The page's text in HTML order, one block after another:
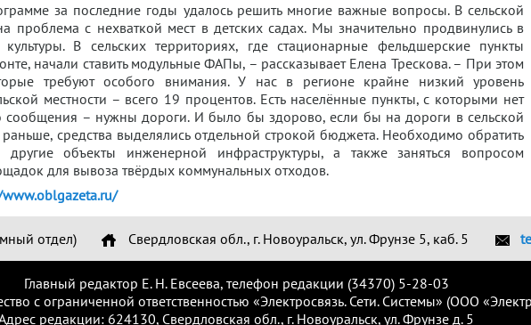
за последние годы удалось решить многие важные вопросы. В сельской
проблема с нехваткой мест в детских садах. Мы значительно продвинулись в
В сельских территориях, где стационарные фельдшерские пункты
начали ставить модульные ФАПы, – рассказывает Елена Трескова. – При этом
требуют особого внимания. У нас в регионе крайне низкий уровень
местности – всего 19 процентов. Есть населённые пункты, с которыми нет
сообщения – нужны дороги. И было бы здорово, если бы на дороги в сельской
раньше, средства выделялись отдельной строкой бюджета. Необходимо обратить
объекты инженерной инфраструктуры, а также заняться вопросом
для вывоза твёрдых коммунальных отходов.
отдел) Свердловская обл., г. Новоуральск, ул. Фрунзе 5, каб. 5
Главный редактор Е. Н. Евсеева, телефон редакции (34370) 5-28-03
с ограниченной ответственностью «Электросвязь. Сети. Системы» (ООО
редакции: 624130, Свердловская обл., г. Новоуральск, ул. Фрунзе д. 5